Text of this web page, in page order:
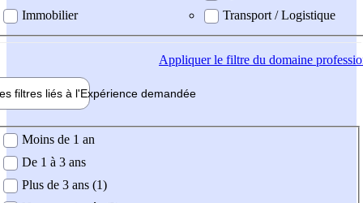
Immobilier
Transport / Logistique
Appliquerle filtre du domaine
filtres liés à l'Expérience demandée
demandée
Moins de 1 an
De 1 à 3 ans
Plus de 3 ans (1)